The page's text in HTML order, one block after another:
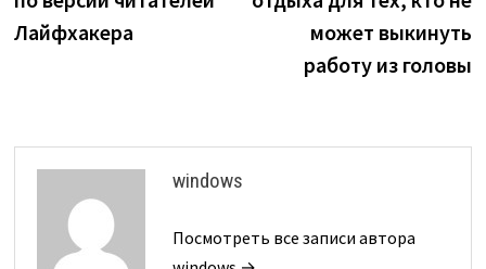
записям
Лайфхакера
может выкинуть
работу из головы
windows
Посмотреть все записи автора